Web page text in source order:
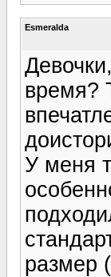
Esmeralda
время?
У меня
размер